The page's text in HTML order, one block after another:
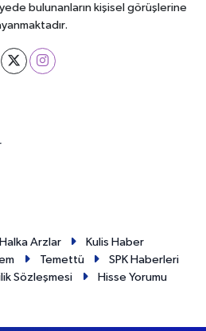
bulunanların kişisel görüşlerine
Halka Arzlar
Kulis Haber
Temettü
SPK Haberleri
Sözleşmesi Hisse Yorumu